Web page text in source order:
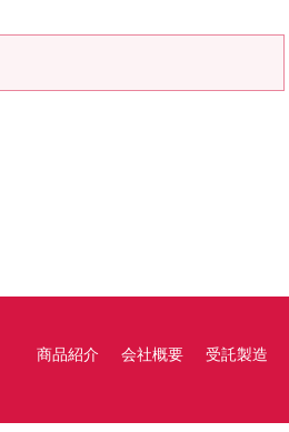
商品紹介 会社概要 受託製造